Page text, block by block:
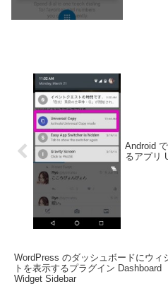
Android
るアプリ
WordPress のダッシュボードにウィ
トを表示するプラグイン Dashboard
Widget Sidebar